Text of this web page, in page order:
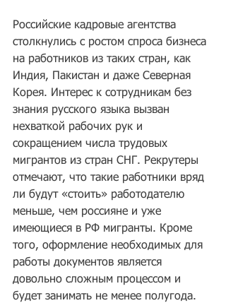
Российские кадровые агентства
столкнулись с ростом спроса бизнеса
на работников из таких стран, как
Индия, Пакистан и даже Северная
Корея. Интерес к сотрудникам без
знания русского языка вызван
нехваткой рабочих рук и
сокращением числа трудовых
мигрантов из стран СНГ. Рекрутеры
отмечают, что такие работники вряд
ли будут «стоить» работодателю
меньше, чем россияне и уже
имеющиеся в РФ мигранты. Кроме
того, оформление необходимых для
работы документов является
довольно сложным процессом и
будет занимать не менее полугода.